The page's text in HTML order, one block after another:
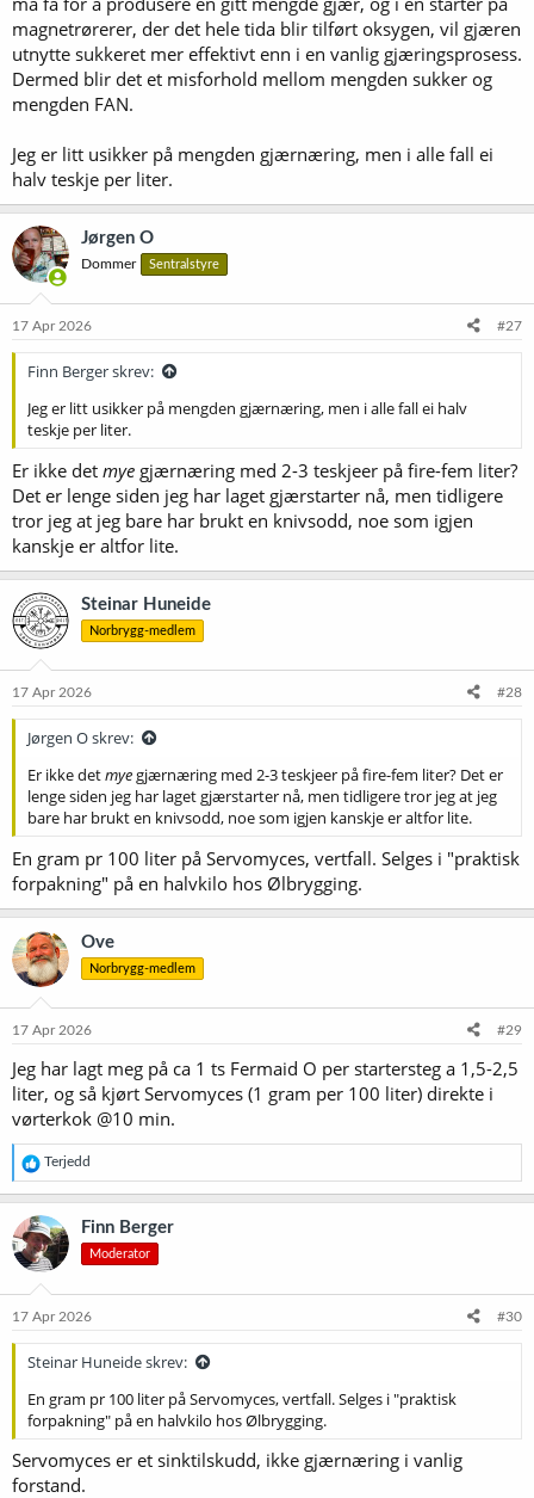
magnetrørerer, der det hele tida blir tilført oksygen, vil gjæren
utnytte sukkeret mer effektivt enn i en vanlig gjæringsprosess.
Dermed blir det et misforhold mellom mengden sukker og
mengden FAN.
Jeg er litt usikker på mengden gjærnæring, men i alle fall ei
halv teskje per liter.
Jørgen O
Dommer Sentralstyre
17 Apr 2026 #27
Finn Berger skrev:
Jeg er litt usikker på mengden gjærnæring, men i alle fall ei halv
teskje per liter.
Er ikke det mye gjærnæring med 2-3 teskjeer på fire-fem liter?
Det er lenge siden jeg har laget gjærstarter nå, men tidligere
tror jeg at jeg bare har brukt en knivsodd, noe som igjen
kanskje er altfor lite.
Steinar Huneide
Norbrygg-medlem
17 Apr 2026 #28
Jørgen O skrev:
Er ikke detmyegjærnæring med 2-3 teskjeer på fire-fem liter? Det er
lenge siden jeg har laget gjærstarter nå, men tidligere tror jeg at jeg
bare har brukt en knivsodd, noe som igjen kanskje er altfor lite.
En gram pr 100 liter på Servomyces, vertfall. Selges i "praktisk
forpakning" på en halvkilo hos Ølbrygging.
Ove
Norbrygg-medlem
17 Apr 2026 #29
Jeg har lagt meg på ca 1 ts Fermaid O per startersteg a 1,5-2,5
liter, og så kjørt Servomyces (1 gram per 100 liter) direkte i
vørterkok @10 min.
R
e
a
k
s
j
o
e
Terjedd
Finn Berger
Moderator
17 Apr 2026 #30
Steinar Huneide skrev:
En gram pr 100 liter på Servomyces, vertfall. Selges i "praktisk
forpakning" på en halvkilo hos Ølbrygging.
Servomyces er et sinktilskudd, ikke gjærnæring i vanlig
forstand.